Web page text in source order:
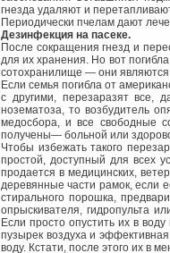
гнезда удаляют и
Периодически пчелам дают
Дезинфекция на пасеке.
После сокращения гнезд и
для их хранения. Но вот
сотохранилище — они являются
Если семья погибла от
с другими, перезаразят все,
нозематоза, то возбудитель
медосбора, и все свободные
получены— больной или
Чтобы избежать такого
простой, доступный для всех
продается в медицинских,
деревянные части рамок, если
стирального порошка,
опрыскивателя, гидропульта
Если просто опустить их в
пузырек воздуха и
воду. Кстати, после этого их в